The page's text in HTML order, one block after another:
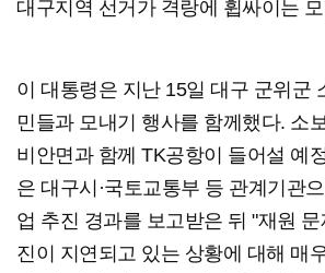
대구지역 선거가 격랑에 휩싸이는
이 대통령은 지난 15일 대구 군위군
민들과 모내기 행사를 함께했다. 소
비안면과 함께 TK공항이 들어설 예
은 대구시·국토교통부 등 관계기관
업 추진 경과를 보고받은 뒤 "재원
진이 지연되고 있는 상황에 대해 매